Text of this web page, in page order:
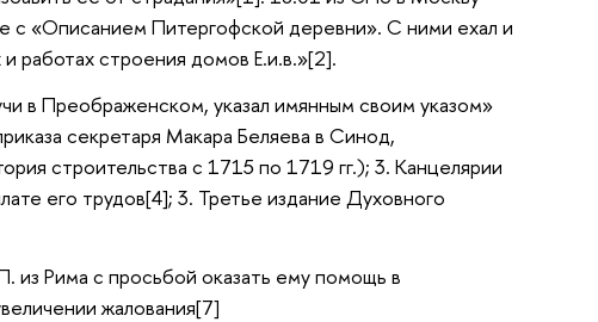
с «Описанием Питергофской деревни». С ними ехал и
работах строения домов Е.и.в.»[2].
в Преображенском, указал имянным своим указом»
секретаря Макара Беляева в Синод,
строительства с 1715 по 1719 гг.); 3. Канцелярии
его трудов[4]; 3. Третье издание Духовного
Рима с просьбой оказать ему помощь в
жалования[7]